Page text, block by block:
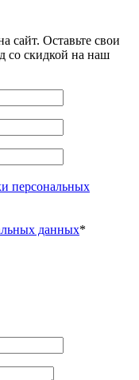
сайт. Оставьте свои
со скидкой на наш
персональных
данных*